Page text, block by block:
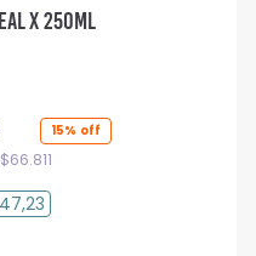
x 250ml
15%
$66.811